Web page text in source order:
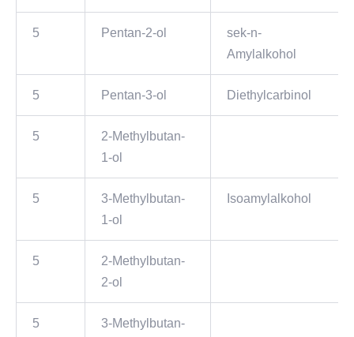
5 Pentan-2-ol
sek-n-
Amylalkohol
5 Pentan-3-ol Diethylcarbinol
5
2-Methylbutan-
1-ol
5
3-Methylbutan-
1-ol
Isoamylalkohol
5
2-Methylbutan-
2-ol
5
3-Methylbutan-